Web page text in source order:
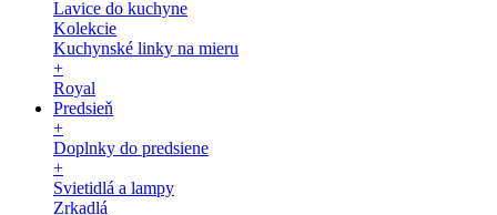
Lavice do kuchyne
Kolekcie
Kuchynské linky na mieru
+
Royal
Predsieň
+
Doplnky do predsiene
+
Svietidlá a lampy
Zrkadlá